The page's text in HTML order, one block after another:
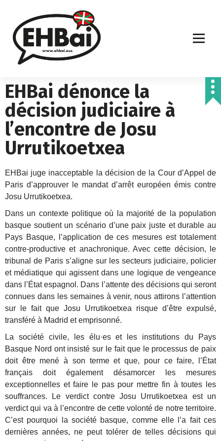
EHBai dénonce la
décision judiciaire à
l’encontre de Josu
Urrutikoetxea
EHBai juge inacceptable la décision de la Cour d’Appel de
Paris d’approuver le mandat d’arrêt européen émis contre
Josu Urrutikoetxea.
Dans un contexte politique où la majorité de la population
basque soutient un scénario d’une paix juste et durable au
Pays Basque, l’application de ces mesures est totalement
contre-productive et anachronique. Avec cette décision, le
tribunal de Paris s’aligne sur les secteurs judiciaire, policier
et médiatique qui agissent dans une logique de vengeance
dans l’État espagnol. Dans l’attente des décisions qui seront
connues dans les semaines à venir, nous attirons l’attention
sur le fait que Josu Urrutikoetxea risque d’être expulsé,
transféré à Madrid et emprisonné.
La société civile, les élu·es et les institutions du Pays
Basque Nord ont insisté sur le fait que le processus de paix
doit être mené à son terme et que, pour ce faire, l’État
français doit également désamorcer les mesures
exceptionnelles et faire le pas pour mettre fin à toutes les
souffrances. Le verdict contre Josu Urrutikoetxea est un
verdict qui va à l’encontre de cette volonté de notre territoire.
C’est pourquoi la société basque, comme elle l’a fait ces
dernières années, ne peut tolérer de telles décisions qui